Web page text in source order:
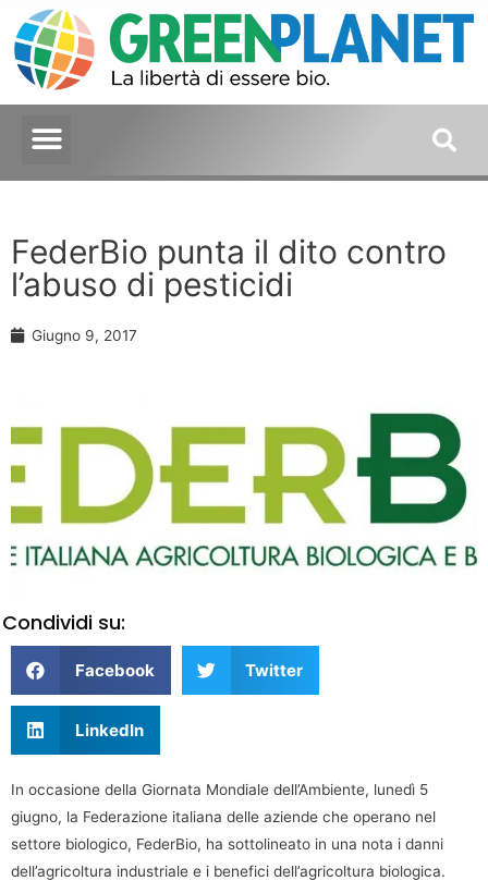
FederBio punta il dito contro
l’abuso di pesticidi
Giugno 9, 2017
Condividi su:
Facebook Twitter
LinkedIn
In occasione della Giornata Mondiale dell’Ambiente, lunedì 5
giugno, la Federazione italiana delle aziende che operano nel
settore biologico, FederBio, ha sottolineato in una nota i danni
dell’agricoltura industriale e i benefici dell’agricoltura biologica.